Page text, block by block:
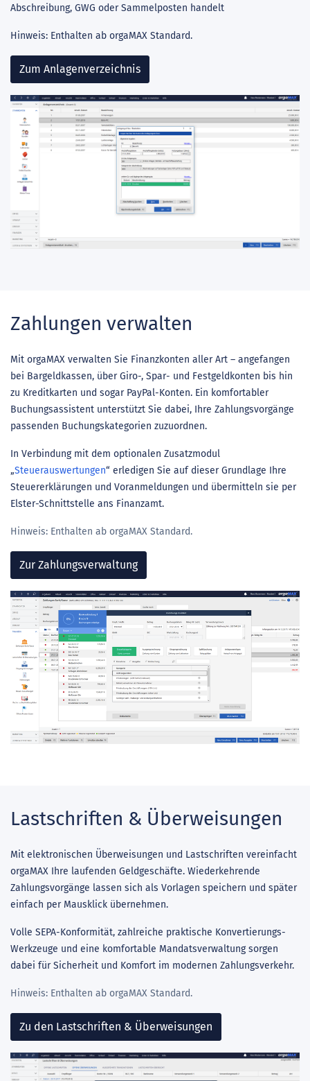
Abschreibung, GWG oder Sammelposten handelt
Hinweis: Enthalten ab orgaMAX Standard.
Zum Anlagenverzeichnis
Zahlungen verwalten
Mit orgaMAX verwalten Sie Finanzkonten aller Art – angefangen
bei Bargeldkassen, über Giro-, Spar- und Festgeldkonten bis hin
zu Kreditkarten und sogar PayPal-Konten. Ein komfortabler
Buchungsassistent unterstützt Sie dabei, Ihre Zahlungsvorgänge
passenden Buchungskategorien zuzuordnen.
In Verbindung mit dem optionalen Zusatzmodul
„Steuerauswertungen“ erledigen Sie auf dieser Grundlage Ihre
Steuererklärungen und Voranmeldungen und übermitteln sie per
Elster-Schnittstelle ans Finanzamt.
Hinweis: Enthalten ab orgaMAX Standard.
Zur Zahlungsverwaltung
Lastschriften & Überweisungen
Mit elektronischen Überweisungen und Lastschriften vereinfacht
orgaMAX Ihre laufenden Geldgeschäfte. Wiederkehrende
Zahlungsvorgänge lassen sich als Vorlagen speichern und später
einfach per Mausklick übernehmen.
Volle SEPA-Konformität, zahlreiche praktische Konvertierungs-
Werkzeuge und eine komfortable Mandatsverwaltung sorgen
dabei für Sicherheit und Komfort im modernen Zahlungsverkehr.
Hinweis: Enthalten ab orgaMAX Standard.
Zu den Lastschriften & Überweisungen